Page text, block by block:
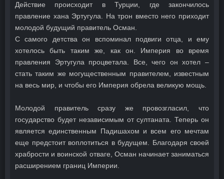
Действие происходит в Турции, где закончилось
правление хана Эртугула. На трон вместо него приходит
молодой будущий правитель Осман.
С самого детства он вспоминал подвиги отца, и ему
хотелось быть таким же, как он. Империя во время
правления Эртугула процветала. Все, чего он хотел –
стать таким же могущественным правителем, известным
на весь мир, и чтобы его Империя обрела великую мощь.
Молодой правитель сразу же провозгласил, что
государство будет независимым от султаната. Теперь он
является единственным Падишахом и всем его мечтам
еще предстоит воплотиться в будущем. Благодаря своей
храбрости и воинской отваге, Осман начинает заниматься
расширением границ Империи.